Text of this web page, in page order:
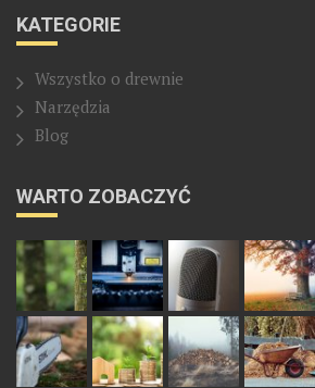
KATEGORIE
Wszystko o drewnie
Narzędzia
Blog
WARTO ZOBACZYĆ